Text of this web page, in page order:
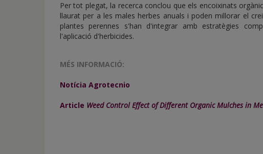
Per tot plegat, la recerca conclou que els encoixinats
llaurat per a les males herbes anuals i poden millorar el
plantes perennes s'han d'integrar amb estratègies
l'aplicació d'herbicides.
MÉS INFORMACIÓ:
Notícia Agrotecnio
Article Weed Control Effect of Different Organic Mulches in